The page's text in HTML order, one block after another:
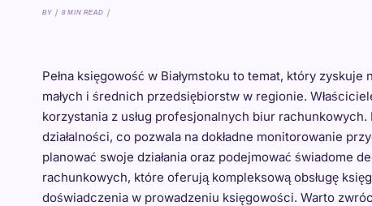
BY 8 MIN READ
Pełna księgowość w Białymstoku to temat, który
małych i średnich przedsiębiorstw w regionie.
korzystania z usług profesjonalnych biur
działalności, co pozwala na dokładne monitorowanie
planować swoje działania oraz podejmować świadome
rachunkowych, które oferują kompleksową obsługę
doświadczenia w prowadzeniu księgowości. Warto